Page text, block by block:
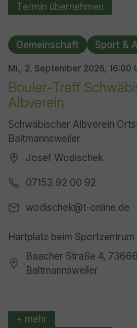
Termin übernehmen
Mi., 2. September 2026, 16:00
Bouler-Treff
Albverein
Schwäbischer Albverein
Baltmannsweiler
Josef Wodischek
07153 92 00 92
wodischek@t-online.de
Hartplatz beim Sportzentrum
Baacher Straße 4, 73666
Baltmannsweiler
+ mehr
Gemeinschaft Sport &